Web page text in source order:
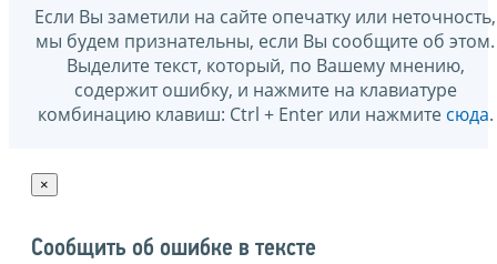
Если Вы заметили на сайте опечатку или неточность,
мы будем признательны, если Вы сообщите об этом.
Выделите текст, который, по Вашему мнению,
содержит ошибку, и нажмите на клавиатуре
комбинацию клавиш: Ctrl + Enter или нажмите сюда.
×
Сообщить об ошибке в тексте